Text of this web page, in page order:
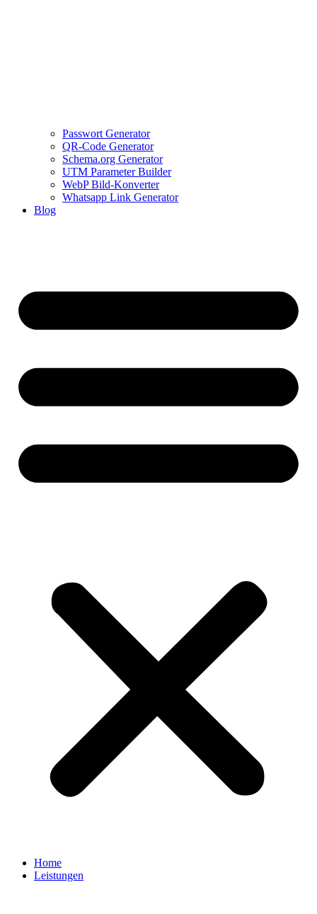
Passwort Generator
QR-Code Generator
Schema.org Generator
UTM Parameter Builder
WebP Bild-Konverter
Whatsapp Link Generator
Blog
Home
Leistungen